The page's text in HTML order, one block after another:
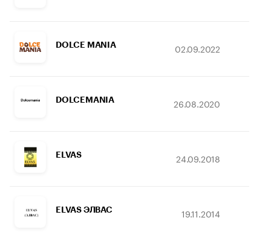
DOLCE MANIA 02.09.2022
DOLCEMANIA 26.08.2020
ELVAS 24.09.2018
ELVAS ЭЛВАС 19.11.2014